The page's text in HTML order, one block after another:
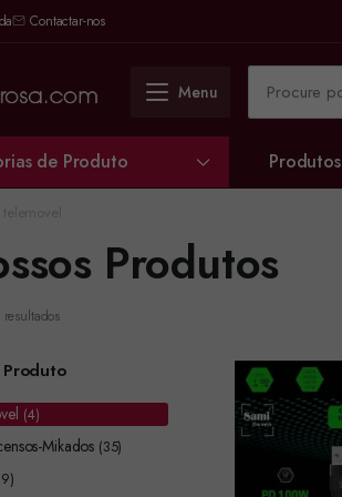
Contactar-nos
Menu
de Produto Produtos
Produtos
(4)
Mikados (35)